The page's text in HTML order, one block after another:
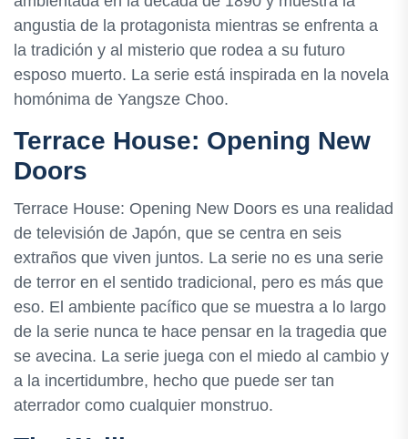
angustia de la protagonista mientras se enfrenta a
la tradición y al misterio que rodea a su futuro
esposo muerto. La serie está inspirada en la novela
homónima de Yangsze Choo.
Terrace House: Opening New
Doors
Terrace House: Opening New Doors es una realidad
de televisión de Japón, que se centra en seis
extraños que viven juntos. La serie no es una serie
de terror en el sentido tradicional, pero es más que
eso. El ambiente pacífico que se muestra a lo largo
de la serie nunca te hace pensar en la tragedia que
se avecina. La serie juega con el miedo al cambio y
a la incertidumbre, hecho que puede ser tan
aterrador como cualquier monstruo.